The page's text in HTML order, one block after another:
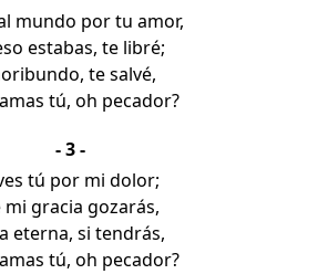
mundo por tu amor,
estabas, te libré;
te salvé,
tú, oh pecador?
- 3 -
tú por mi dolor;
mi gracia gozarás,
eterna, si tendrás,
tú, oh pecador?